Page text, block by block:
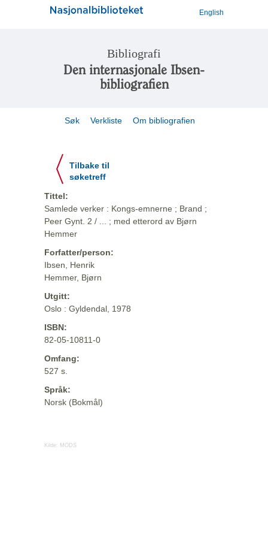
English
Bibliografi
Den internasjonale Ibsen-
bibliografien
Søk Verkliste Om bibliografien
Tilbake til
søketreff
Tittel:
Samlede verker : Kongs-emnerne ; Brand ;
Peer Gynt. 2 / ... ; med etterord av Bjørn
Hemmer
Forfatter/person:
Ibsen, Henrik
Hemmer, Bjørn
Utgitt:
Oslo : Gyldendal, 1978
ISBN:
82-05-10811-0
Omfang:
527 s.
Språk:
Norsk (Bokmål)
Kilde: MODS